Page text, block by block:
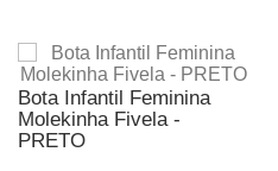
Bota Infantil Feminina
Molekinha Fivela -
PRETO